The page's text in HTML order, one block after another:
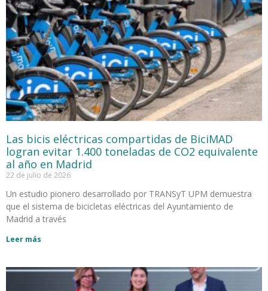
Las bicis eléctricas compartidas de BiciMAD
logran evitar 1.400 toneladas de CO2 equivalente
al año en Madrid
22 de julio de 2026
Un estudio pionero desarrollado por TRANSyT UPM demuestra
que el sistema de bicicletas eléctricas del Ayuntamiento de
Madrid a través
Leer más